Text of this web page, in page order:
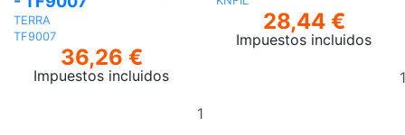
TERRA
TF9007
36,26 €
Impuestos incluidos
28,44 €
Impuestos incluidos